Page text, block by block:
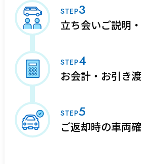
STEP3
立ち会いご説明・
STEP4
お会計・お引き
STEP5
ご返却時の車両